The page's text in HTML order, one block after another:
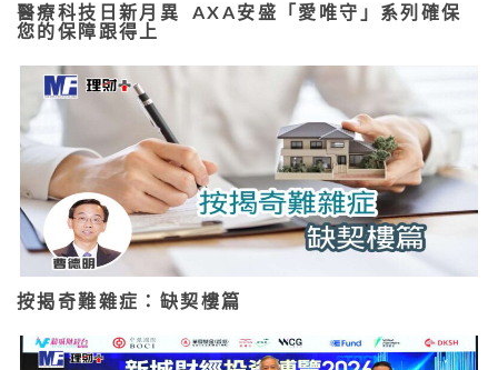
醫療科技日新月異 AXA安盛「愛唯守」系列確保
您的保障跟得上
按揭奇難雜症：缺契樓篇